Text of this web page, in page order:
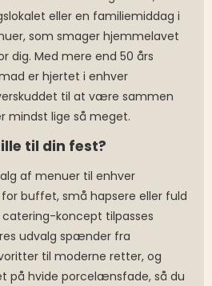
eller en familiemiddag i
som smager hjemmelavet
dig. Med mere end 50 års
er hjertet i enhver
til at være sammen
lige så meget.
til din fest?
af menuer til enhver
buffet, små hapsere eller fuld
catering-koncept tilpasses
udvalg spænder fra
til moderne retter, og
på hvide porcelænsfade, så du